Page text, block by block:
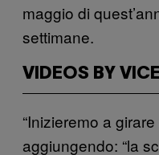
maggio di
settimane.
VIDEOS BY VICE
“Inizieremo a
aggiungendo: “la